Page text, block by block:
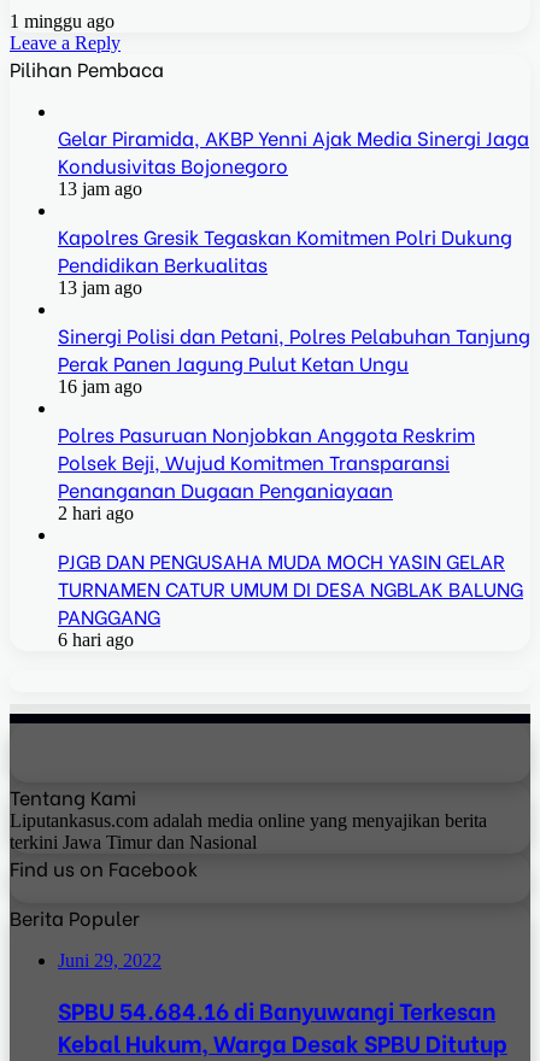
1 minggu ago
Leave a Reply
Pilihan Pembaca
Gelar Piramida, AKBP Yenni Ajak Media Sinergi Jaga
Kondusivitas Bojonegoro
13 jam ago
Kapolres Gresik Tegaskan Komitmen Polri Dukung
Pendidikan Berkualitas
13 jam ago
Sinergi Polisi dan Petani, Polres Pelabuhan Tanjung
Perak Panen Jagung Pulut Ketan Ungu
16 jam ago
Polres Pasuruan Nonjobkan Anggota Reskrim
Polsek Beji, Wujud Komitmen Transparansi
Penanganan Dugaan Penganiayaan
2 hari ago
PJGB DAN PENGUSAHA MUDA MOCH YASIN GELAR
TURNAMEN CATUR UMUM DI DESA NGBLAK BALUNG
PANGGANG
6 hari ago
Tentang Kami
Liputankasus.com adalah media online yang menyajikan berita
terkini Jawa Timur dan Nasional
Find us on Facebook
Berita Populer
Juni 29, 2022
SPBU 54.684.16 di Banyuwangi Terkesan
Kebal Hukum, Warga Desak SPBU Ditutup